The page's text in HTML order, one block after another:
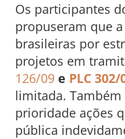
Os participantes
propuseram que
brasileiras por
projetos em
126/09 e PLC 302/
limitada.
prioridade ações
pública